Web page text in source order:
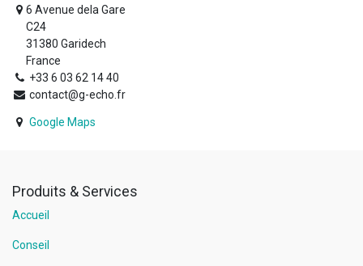
6 Avenue dela Gare
C24
31380 Garidech
France
+33 6 03 62 14 40
contact@g-echo.fr
Google Maps
Produits & Services
Accueil
Conseil